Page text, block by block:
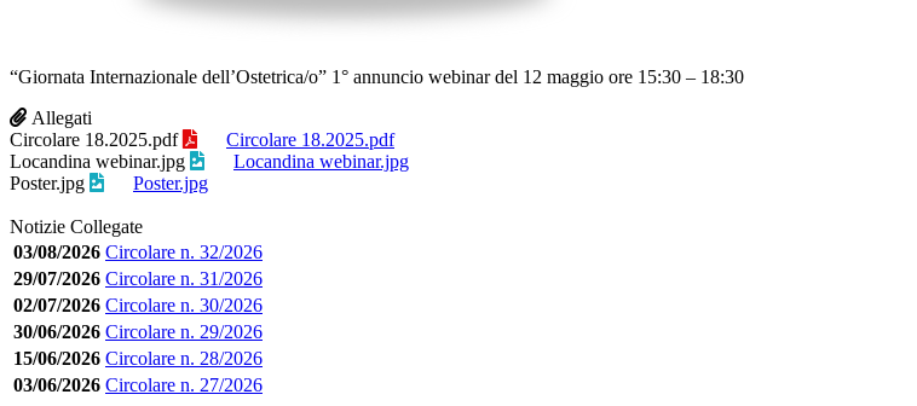
“Giornata Internazionale dell’Ostetrica/o” 1° annuncio webinar del 12 maggio ore 15:30 – 18:30
Allegati
Circolare 18.2025.pdf
Circolare 18.2025.pdf
Locandina webinar.jpg
Locandina webinar.jpg
Poster.jpg
Poster.jpg
Notizie Collegate
03/08/2026 Circolare n. 32/2026
29/07/2026 Circolare n. 31/2026
02/07/2026 Circolare n. 30/2026
30/06/2026 Circolare n. 29/2026
15/06/2026 Circolare n. 28/2026
03/06/2026 Circolare n. 27/2026